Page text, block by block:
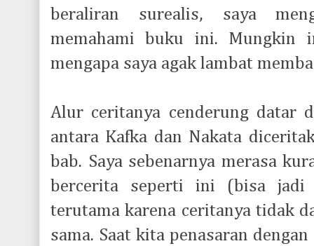
beraliran surealis, saya
memahami buku ini. Mungkin
mengapa saya agak lambat
Alur ceritanya cenderung datar
antara Kafka dan Nakata
bab. Saya sebenarnya merasa
bercerita seperti ini (bisa jadi
terutama karena ceritanya tidak
sama. Saat kita penasaran